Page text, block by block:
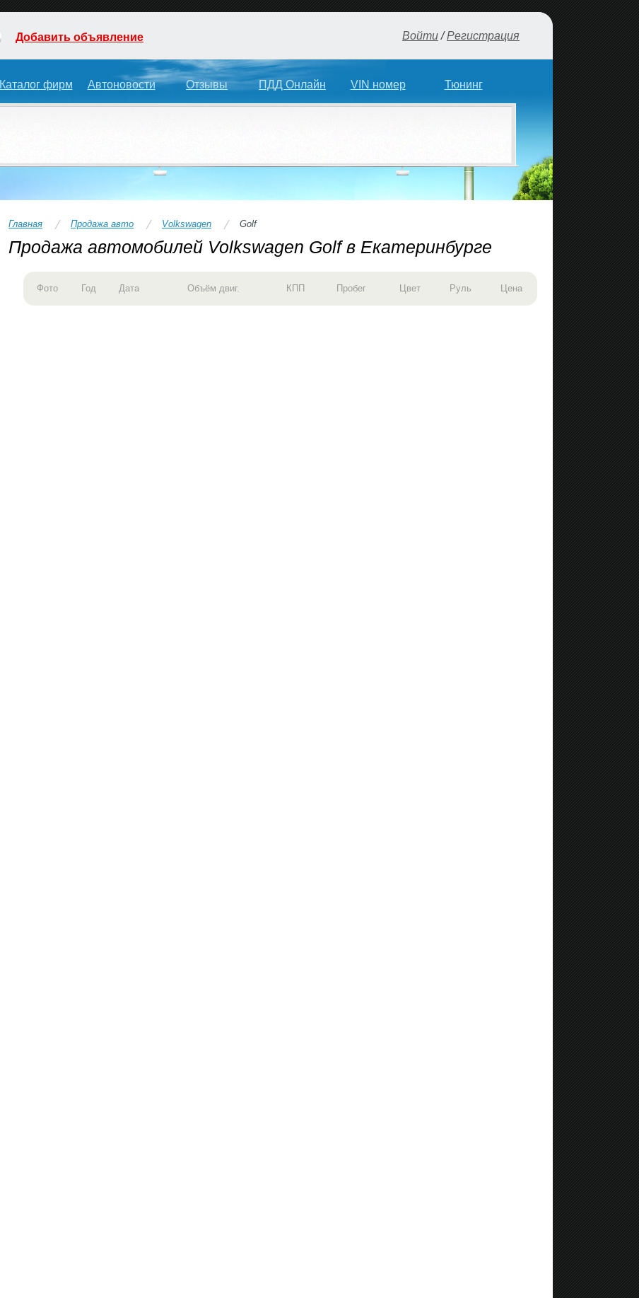
Каталог фирм Автоновости Отзывы ПДД Онлайн VIN номер Тюнинг
Добавить объявление Войти/Регистрация
Главная Продажа авто Volkswagen Golf
Продажа автомобилей Volkswagen Golf в Екатеринбурге
Фото Год Дата Объём двиг. КПП Пробег Цвет Руль Цена